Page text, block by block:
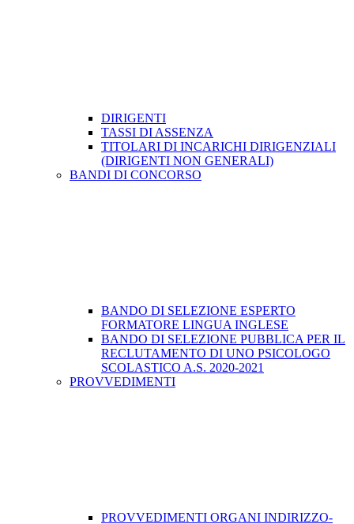
DIRIGENTI
TASSI DI ASSENZA
TITOLARI DI INCARICHI DIRIGENZIALI
(DIRIGENTI NON GENERALI)
BANDI DI CONCORSO
BANDO DI SELEZIONE ESPERTO
FORMATORE LINGUA INGLESE
BANDO DI SELEZIONE PUBBLICA PER IL
RECLUTAMENTO DI UNO PSICOLOGO
SCOLASTICO A.S. 2020-2021
PROVVEDIMENTI
PROVVEDIMENTI ORGANI INDIRIZZO-